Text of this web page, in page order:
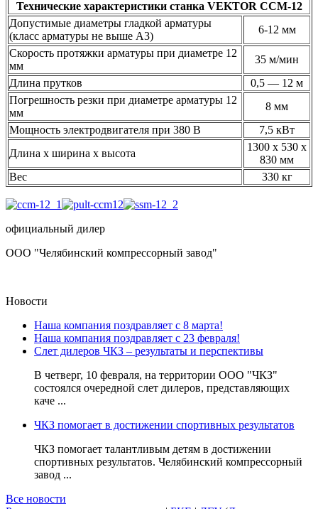
Технические характеристики станка VEKTOR CCM-12
Допустимые диаметры гладкой арматуры
(класс арматуры не выше А3)
6-12 мм
Скорость протяжки арматуры при диаметре 12
мм
35 м/мин
Длина прутков
0,5 — 12 м
Погрешность резки при диаметре арматуры 12
мм
8 мм
Мощность электродвигателя при 380 В
7,5 кВт
Длина х ширина х высота
1300 х 530 х
830 мм
Вес
330 кг
официальный дилер
ООО "Челябинский компрессорный завод"
Новости
Наша компания поздравляет с 8 марта!
Наша компания поздравляет с 23 февраля!
Слет дилеров ЧКЗ – результаты и перспективы
В четверг, 10 февраля, на территории ООО "ЧКЗ"
состоялся очередной слет дилеров, представляющих
каче ...
ЧКЗ помогает в достижении спортивных результатов
ЧКЗ помогает талантливым детям в достижении
спортивных результатов. Челябинский компрессорный
завод ...
Все новости